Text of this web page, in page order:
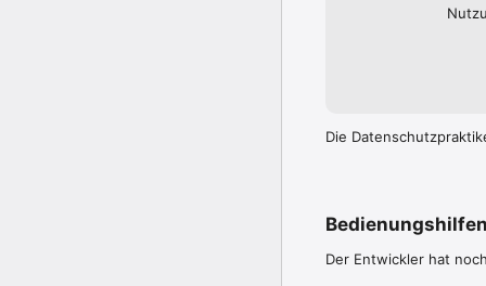
Die
Bedienungshilfen
Der Entwickler hat